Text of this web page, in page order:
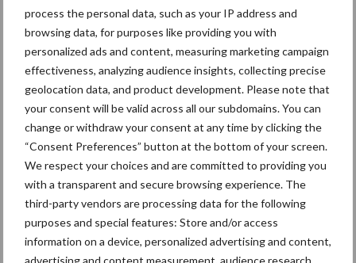
process the personal data, such as your IP address and
browsing data, for purposes like providing you with
personalized ads and content, measuring marketing campaign
effectiveness, analyzing audience insights, collecting precise
geolocation data, and product development. Please note that
your consent will be valid across all our subdomains. You can
change or withdraw your consent at any time by clicking the
“Consent Preferences” button at the bottom of your screen.
We respect your choices and are committed to providing you
with a transparent and secure browsing experience. The
third-party vendors are processing data for the following
purposes and special features: Store and/or access
information on a device, personalized advertising and content,
advertising and content measurement, audience research,
vorm te geven dat ook in plantaardige teelten doelsturing
centraal komt te staan, en we kunnen stoppen met de
onwerkbare vormen van kalenderlandbouw zoals deze de laatste
jaren zijn ingevoerd. Over al deze onderwerpen gaan we graag in
gesprek met de nieuwe minister.
Bron: LTO Nederland
Aanbevolen voor jou!
Grondstoffenmarkt blijft
grillig: droogte en